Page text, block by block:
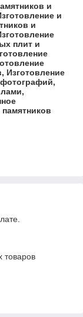
и
и
и
плит и
Изготовление
товаров